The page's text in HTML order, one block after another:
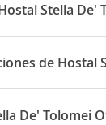
Stella De'
está situado en
de Hostal
Stella De'
De' Tolomei